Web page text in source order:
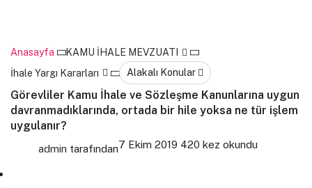
Anasayfa
KAMU İHALE MEVZUATI
İhale Yargı Kararları
Alakalı Konular
Görevliler Kamu İhale ve Sözleşme Kanunlarına uygun
davranmadıklarında, ortada bir hile yoksa ne tür işlem
uygulanır?
admin tarafından7 Ekim 2019 420 kez okundu